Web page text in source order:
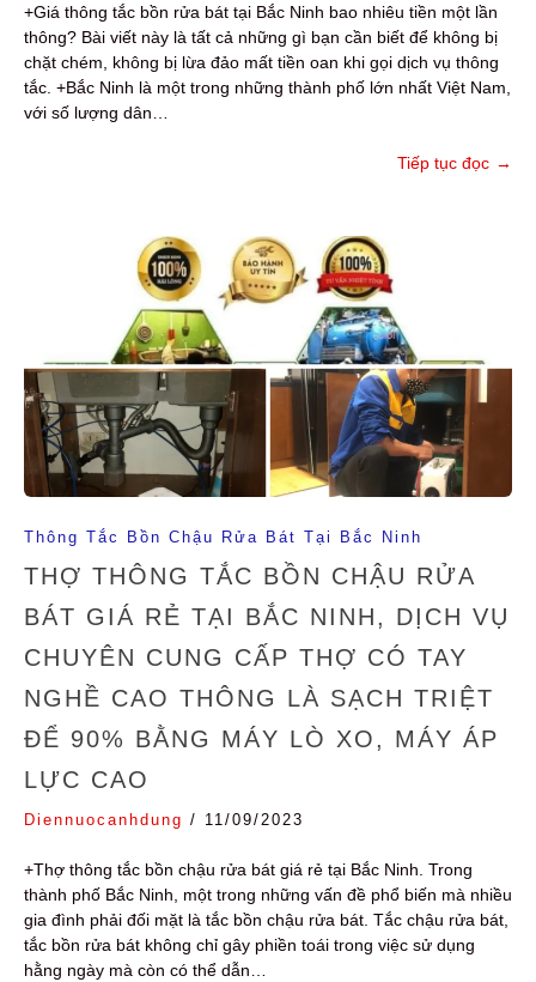
+Giá thông tắc bồn rửa bát tại Bắc Ninh bao nhiêu tiền một lần
thông? Bài viết này là tất cả những gì bạn cần biết để không bị
chặt chém, không bị lừa đảo mất tiền oan khi gọi dịch vụ thông
tắc. +Bắc Ninh là một trong những thành phố lớn nhất Việt Nam,
với số lượng dân…
Tiếp tục đọc →
Thông Tắc Bồn Chậu Rửa Bát Tại Bắc Ninh
THỢ THÔNG TẮC BỒN CHẬU RỬA
BÁT GIÁ RẺ TẠI BẮC NINH, DỊCH VỤ
CHUYÊN CUNG CẤP THỢ CÓ TAY
NGHỀ CAO THÔNG LÀ SẠCH TRIỆT
ĐỂ 90% BẰNG MÁY LÒ XO, MÁY ÁP
LỰC CAO
Diennuocanhdung / 11/09/2023
+Thợ thông tắc bồn chậu rửa bát giá rẻ tại Bắc Ninh. Trong
thành phố Bắc Ninh, một trong những vấn đề phổ biến mà nhiều
gia đình phải đối mặt là tắc bồn chậu rửa bát. Tắc chậu rửa bát,
tắc bồn rửa bát không chỉ gây phiền toái trong việc sử dụng
hằng ngày mà còn có thể dẫn…